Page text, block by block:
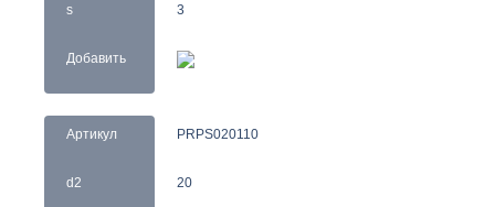
s
Добавить
3
Артикул
d2
PRPS020110
20